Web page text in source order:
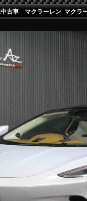
古車 マクラーレン マクラ